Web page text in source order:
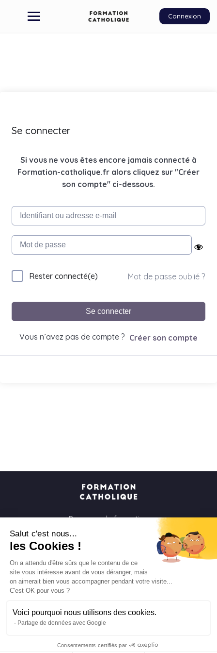
Salut c'est nous...
les Cookies !
On a attendu d'être sûrs que le contenu de ce
site vous intéresse avant de vous déranger, mais
on aimerait bien vous accompagner pendant votre visite...
C'est OK pour vous ?
Voici pourquoi nous utilisons des cookies.
Partage de données avec Google
Consentements certifiés par
Connexion
Se connecter
Si vous ne vous êtes encore jamais connecté à
Formation-catholique.fr alors cliquez sur "Créer
son compte" ci-dessous.
Rester connecté(e) Mot de passe oublié ?
Se connecter
Vous n’avez pas de compte ? Créer son compte
Parcours de formation
Parcours spirituels
Les groupes et paroisses
Mentions légales